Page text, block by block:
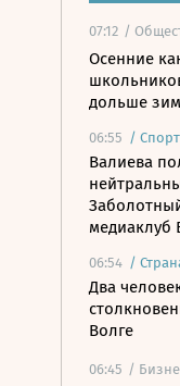
07:12 /
Осенние
дольше
06:55 / Спорт
Валиева
медиаклуб
06:54 /
Два
Волге
06:45 /